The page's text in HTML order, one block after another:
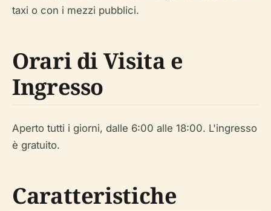
taxi o con i mezzi pubblici.
Orari di Visita e
Ingresso
Aperto tutti i giorni, dalle 6:00 alle 18:00. L'ingresso
è gratuito.
Caratteristiche